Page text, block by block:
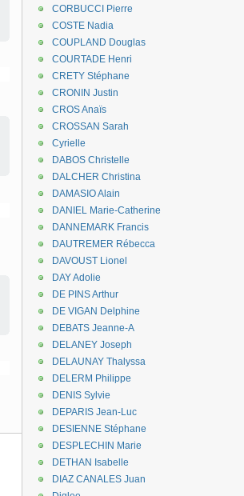
CORBUCCI Pierre
COSTE Nadia
COUPLAND Douglas
COURTADE Henri
CRETY Stéphane
CRONIN Justin
CROS Anaïs
CROSSAN Sarah
Cyrielle
DABOS Christelle
DALCHER Christina
DAMASIO Alain
DANIEL Marie-Catherine
DANNEMARK Francis
DAUTREMER Rébecca
DAVOUST Lionel
DAY Adolie
DE PINS Arthur
DE VIGAN Delphine
DEBATS Jeanne-A
DELANEY Joseph
DELAUNAY Thalyssa
DELERM Philippe
DENIS Sylvie
DEPARIS Jean-Luc
DESIENNE Stéphane
DESPLECHIN Marie
DETHAN Isabelle
DIAZ CANALES Juan